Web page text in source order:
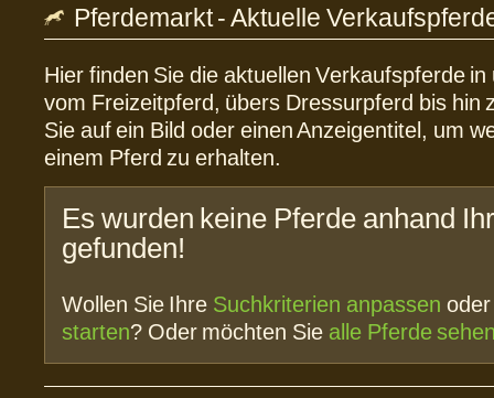
Pferdemarkt - Aktuelle
Hier finden Sie die aktuellen Verkaufspferde
vom Freizeitpferd, übers Dressurpferd bis hin
Sie auf ein Bild oder einen Anzeigentitel, um
einem Pferd zu erhalten.
Es wurden keine Pferde anhand
gefunden!
Wollen Sie Ihre Suchkriterien anpassen
starten? Oder möchten Sie alle Pferde